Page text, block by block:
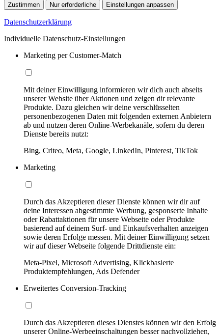
Zustimmen Nur erforderliche Einstellungen anpassen
Datenschutzerklärung
Individuelle Datenschutz-Einstellungen
Marketing per Customer-Match
Mit deiner Einwilligung informieren wir dich auch abseits
unserer Website über Aktionen und zeigen dir relevante
Produkte. Dazu gleichen wir deine verschlüsselten
personenbezogenen Daten mit folgenden externen Anbietern
ab und nutzen deren Online-Werbekanäle, sofern du deren
Dienste bereits nutzt:
Bing, Criteo, Meta, Google, LinkedIn, Pinterest, TikTok
Marketing
Durch das Akzeptieren dieser Dienste können wir dir auf
deine Interessen abgestimmte Werbung, gesponserte Inhalte
oder Rabattaktionen für unsere Webseite oder Produkte
basierend auf deinem Surf- und Einkaufsverhalten anzeigen
sowie deren Erfolge messen. Mit deiner Einwilligung setzen
wir auf dieser Webseite folgende Drittdienste ein:
Meta-Pixel, Microsoft Advertising, Klickbasierte
Produktempfehlungen, Ads Defender
Erweitertes Conversion-Tracking
Durch das Akzeptieren dieses Dienstes können wir den Erfolg
unserer Online-Werbeeinschaltungen besser nachvollziehen,